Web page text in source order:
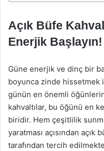
Açık Büfe
Enerjik Başlayın!
Güne enerjik ve dinç bir
boyunca zinde hissetmek
günün en önemli
kahvaltılar, bu öğünü en
biridir. Hem çeşitlilik
yaratması açısından açık
tarafından tercih